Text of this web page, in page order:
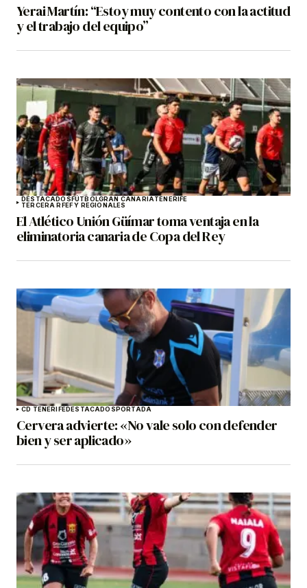
Yerai Martín: “Estoy muy contento con la actitud
y el trabajo del equipo”
DESTACADOSFÚTBOLGRAN CANARIATENERIFE
TERCERA RFEF Y REGIONALES
El Atlético Unión Güímar toma ventaja en la
eliminatoria canaria de Copa del Rey
CD TENERIFEDESTACADOSPORTADA
Cervera advierte: «No vale solo con defender
bien y ser aplicado»